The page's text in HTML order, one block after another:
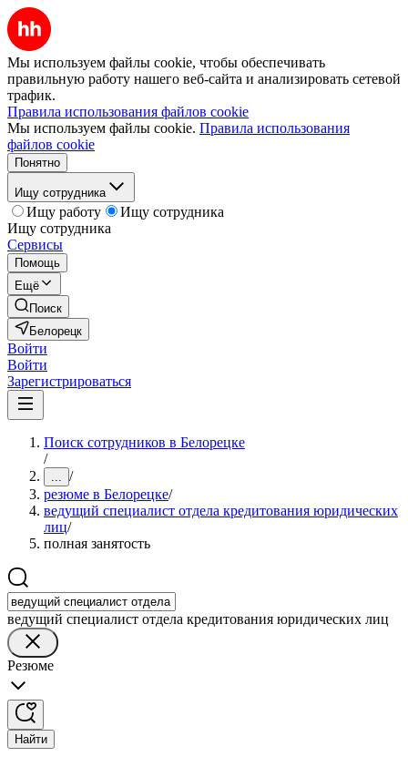
Мы используем файлы cookie, чтобы обеспечивать
правильную работу нашего веб-сайта и анализировать сетевой
трафик.
Правила использования файлов cookie
Мы используем файлы cookie. Правила использования
файлов cookie
Понятно
Ищу сотрудника
Ищу работу
Ищу сотрудника
Ищу сотрудника
Сервисы
Помощь
Ещё
Поиск
Белорецк
Войти
Войти
Зарегистрироваться
Поиск сотрудников в Белорецке
/
... /
резюме в Белорецке/
ведущий специалист отдела кредитования юридических
лиц/
полная занятость
ведущий специалист отдела кредитования юридических лиц
Резюме
Найти